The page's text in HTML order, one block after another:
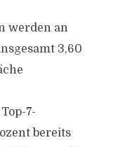
werden an
3,60
7-
bereits